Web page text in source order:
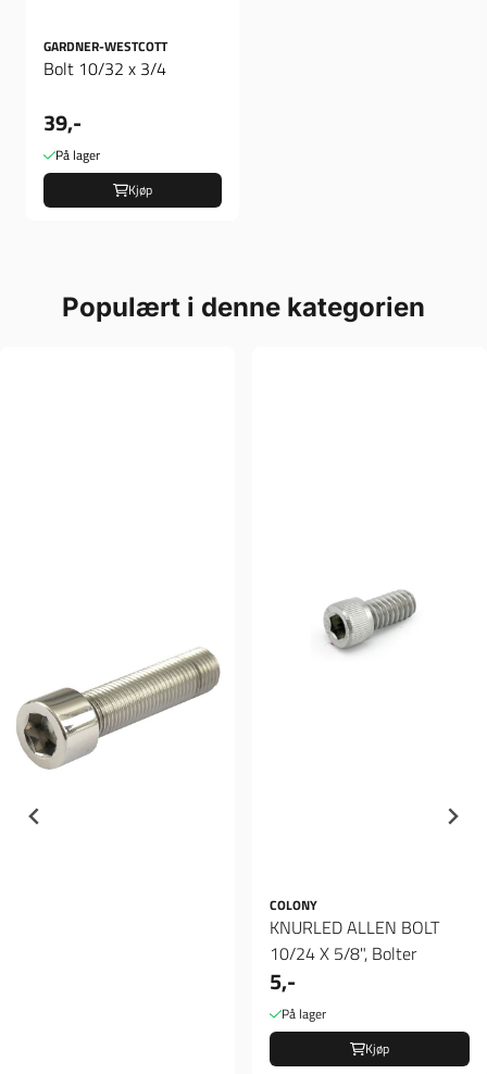
GARDNER-WESTCOTT
Bolt 10/32 x 3/4
39,-
På lager
Kjøp
Populært i denne kategorien
COLONY
KNURLED ALLEN BOLT
10/24 X 5/8", Bolter
5,-
På lager
Kjøp